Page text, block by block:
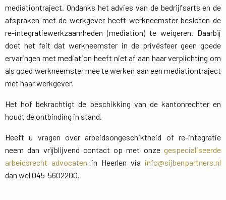
mediationtraject. Ondanks het advies van de bedrijfsarts en de
afspraken met de werkgever heeft werkneemster besloten de
re-integratiewerkzaamheden (mediation) te weigeren. Daarbij
doet het feit dat werkneemster in de privésfeer geen goede
ervaringen met mediation heeft niet af aan haar verplichting om
als goed werkneemster mee te werken aan een mediationtraject
met haar werkgever.
Het hof bekrachtigt de beschikking van de kantonrechter en
houdt de ontbinding in stand.
Heeft u vragen over arbeidsongeschiktheid of re-integratie
neem dan vrijblijvend contact op met onze gespecialiseerde
arbeidsrecht advocaten in Heerlen via info@sijbenpartners.nl
dan wel 045-5602200.